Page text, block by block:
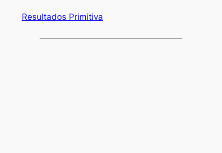
Resultados Primitiva